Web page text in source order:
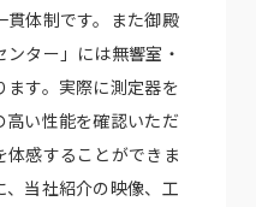
体制です。また御殿
ター」には無響室・
す。実際に測定器を
い性能を確認いただ
体感することができま
当社紹介の映像、工